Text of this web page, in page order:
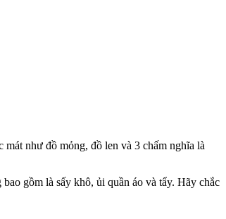
như đồ mỏng, đồ len và 3 chấm nghĩa là
gồm là sấy khô, ủi quần áo và tẩy. Hãy chắc